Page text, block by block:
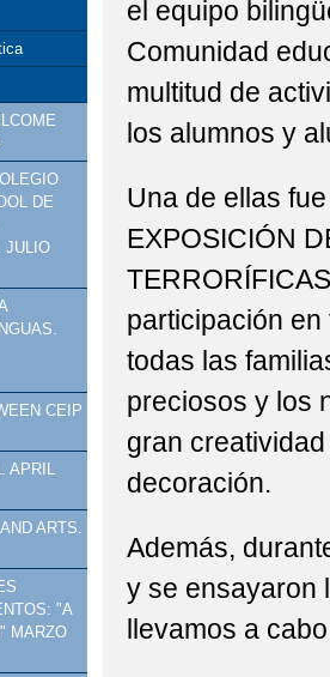
STEAM: TALLER DE
VISITA
DELEGADO DE
DE
JULIO
CEIP
APRIL
ARTS.
"A
MARZO
el equipo
Comunidad
multitud de
los alumnos y
Una de ellas
EXPOSICIÓN
participación
todas las
preciosos y los
gran
decoración.
Además,
y se ensayaron
llevamos a